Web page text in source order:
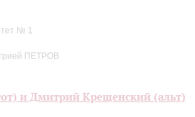
№ 1
ПЕТРОВ
и Дмитрий Крещенский (альт)